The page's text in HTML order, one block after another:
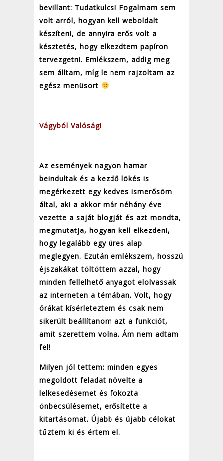
bevillant: Tudatkulcs! Fogalmam sem
volt arról, hogyan kell weboldalt
készíteni, de annyira erős volt a
késztetés, hogy elkezdtem papíron
tervezgetni. Emlékszem, addig meg
sem álltam, míg le nem rajzoltam az
egész menüsort
Vágyból Valóság!
Az események nagyon hamar
beindultak és a kezdő lökés is
megérkezett egy kedves ismerősöm
által, aki a akkor már néhány éve
vezette a saját blogját és azt mondta,
megmutatja, hogyan kell elkezdeni,
hogy legalább egy üres alap
meglegyen. Ezután emlékszem, hosszú
éjszakákat töltöttem azzal, hogy
minden fellelhető anyagot elolvassak
az interneten a témában. Volt, hogy
órákat kísérleteztem és csak nem
sikerült beállítanom azt a funkciót,
amit szerettem volna. Ám nem adtam
fel!
Milyen jól tettem: minden egyes
megoldott feladat növelte a
lelkesedésemet és fokozta
önbecsülésemet, erősítette a
kitartásomat. Újabb és újabb célokat
tűztem ki és értem el.